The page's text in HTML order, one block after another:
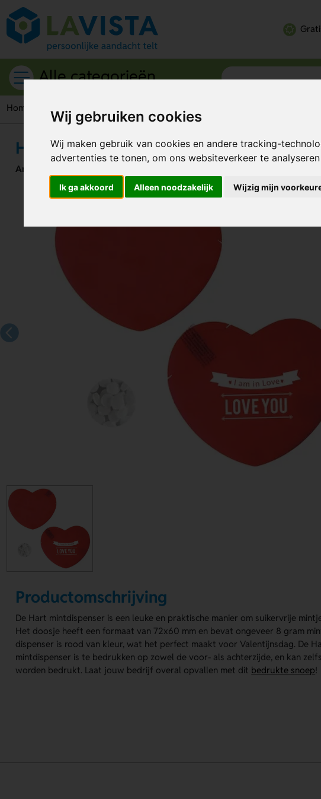
Wij gebruiken cookies
Wij maken gebruik van cookies en andere tracking-
advertenties te tonen, om ons websiteverkeer te
Ik ga akkoord Alleen noodzakelijk Wijzig mijn
Alle categorieën
Home Etenswaren Snoep Hart mintdispenser
Hart mintdispenser
Artikelnummer:
Productomschrijving
De Hart mintdispenser is een leuke en praktische manier om suikervrije
Het doosje heeft een formaat van 72x60 mm en bevat ongeveer 8 gram
dispenser is rood van kleur, wat het perfect maakt voor Valentijnsdag. De
mintdispenser is te bedrukken op zowel de voor- als achterzijde, en kan
worden bedrukt. Laat jouw bedrijf overal opvallen met dit bedrukte snoep!